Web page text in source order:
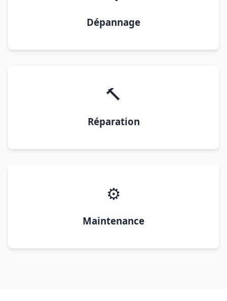
Dépannage
🔨
Réparation
⚙️
Maintenance